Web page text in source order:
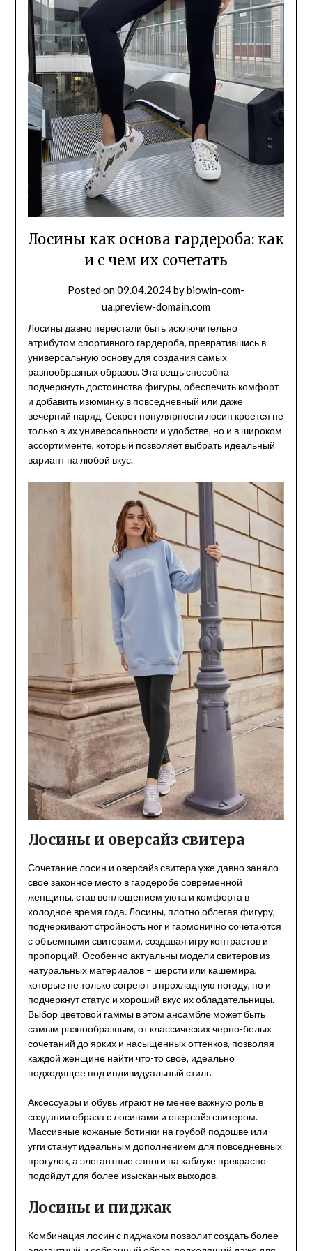
Лосины как основа гардероба: как
и с чем их сочетать
Posted on09.04.2024bybiowin-com-
ua.preview-domain.com
Лосины давно перестали быть исключительно
атрибутом спортивного гардероба, превратившись в
универсальную основу для создания самых
разнообразных образов. Эта вещь способна
подчеркнуть достоинства фигуры, обеспечить комфорт
и добавить изюминку в повседневный или даже
вечерний наряд. Секрет популярности лосин кроется не
только в их универсальности и удобстве, но и в широком
ассортименте, который позволяет выбрать идеальный
вариант на любой вкус.
Лосины и оверсайз свитера
Сочетание лосин и оверсайз свитера уже давно заняло
своё законное место в гардеробе современной
женщины, став воплощением уюта и комфорта в
холодное время года. Лосины, плотно облегая фигуру,
подчеркивают стройность ног и гармонично сочетаются
с объемными свитерами, создавая игру контрастов и
пропорций. Особенно актуальны модели свитеров из
натуральных материалов – шерсти или кашемира,
которые не только согреют в прохладную погоду, но и
подчеркнут статус и хороший вкус их обладательницы.
Выбор цветовой гаммы в этом ансамбле может быть
самым разнообразным, от классических черно-белых
сочетаний до ярких и насыщенных оттенков, позволяя
каждой женщине найти что-то своё, идеально
подходящее под индивидуальный стиль.
Аксессуары и обувь играют не менее важную роль в
создании образа с лосинами и оверсайз свитером.
Массивные кожаные ботинки на грубой подошве или
угги станут идеальным дополнением для повседневных
прогулок, а элегантные сапоги на каблуке прекрасно
подойдут для более изысканных выходов.
Лосины и пиджак
Комбинация лосин с пиджаком позволит создать более